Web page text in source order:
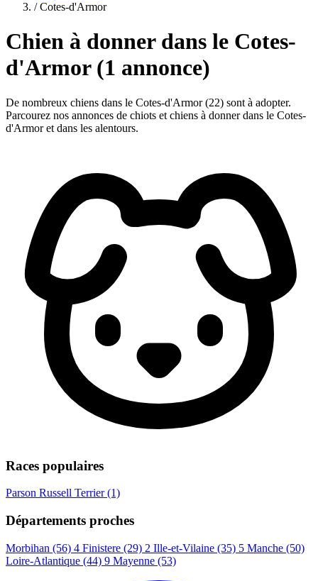
/ Cotes-d'Armor
Chien à donner dans le Cotes-
d'Armor (1 annonce)
De nombreux chiens dans le Cotes-d'Armor (22) sont à adopter.
Parcourez nos annonces de chiots et chiens à donner dans le Cotes-
d'Armor et dans les alentours.
Races populaires
Parson Russell Terrier (1)
Départements proches
Morbihan (56) 4 Finistere (29) 2 Ille-et-Vilaine (35) 5 Manche (50)
Loire-Atlantique (44) 9 Mayenne (53)